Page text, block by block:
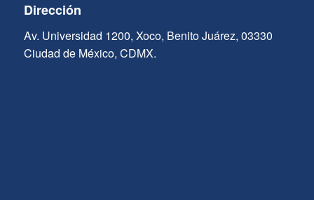
Dirección
Av. Universidad 1200, Xoco, Benito Juárez, 03330
Ciudad de México, CDMX.